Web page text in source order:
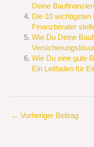
Deine
Die 10 wichtigsten
Finanzberater
Wie Du Deine
Wie Du eine gute
Ein Leitfaden für
← Vorheriger Beitrag